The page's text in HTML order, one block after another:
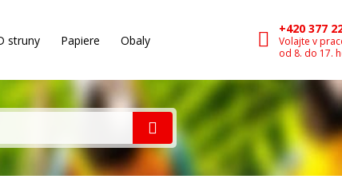
struny Papiere Obaly
+420 377
Volajte v
od 8. do 17.